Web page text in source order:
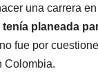
una carrera
planeada
fue por
Colombia.